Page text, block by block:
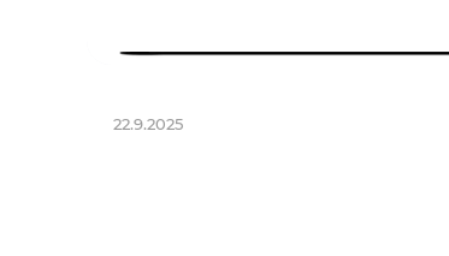
22.9.2025